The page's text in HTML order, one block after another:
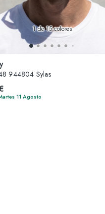
1de 15 colores
944804 Sylas
11 Agosto